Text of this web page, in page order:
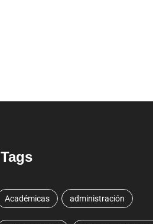
Tags
Académicas administración